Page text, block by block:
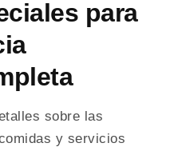
para
sobre las
y servicios